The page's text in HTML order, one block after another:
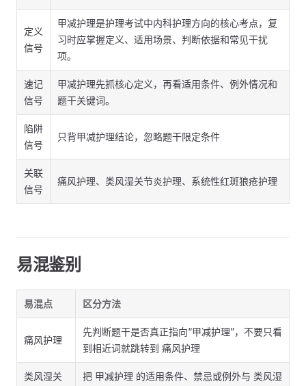
定义
信号
甲减护理是护理考试中内科护理方向的核心考点，复
习时应掌握定义、适用场景、判断依据和常见干扰
项。
速记
信号
甲减护理先抓核心定义，再看适用条件、例外情况和
题干关键词。
陷阱
信号
只背甲减护理结论，忽略题干限定条件
关联
信号
痛风护理、类风湿关节炎护理、系统性红斑狼疮护理
易混鉴别
易混点 区分方法
痛风护理
先判断题干是否真正指向“甲减护理”，不要只看
到相近词就跳转到 痛风护理
类风湿关
把 甲减护理 的适用条件、禁忌或例外与 类风湿